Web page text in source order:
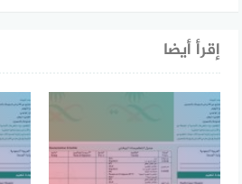
إقرأ أيضا